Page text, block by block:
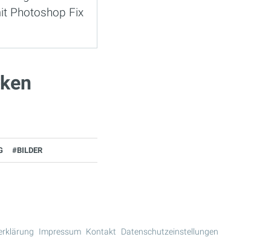
Photoshop Fix
#BILDER
Impressum Kontakt Datenschutzeinstellungen